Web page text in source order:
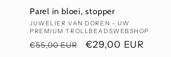
Parel in bloei, stopper
Verkoper:
JUWELIER VAN DOREN - UW
PREMIUM TROLLBEADSWEBSHOP
Normale
€55,00 EUR Aanbiedingsprijs
€29,00 EUR